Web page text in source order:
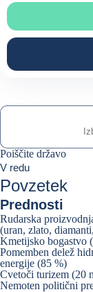
Poiščite državo
0suggestions
Poiščite državo
V redu
Povzetek
Prednosti
Rudarska
(uran, zlato,
Kmetijsko bogastvo
Pomemben delež
energije (85 %)
Cvetoči turizem (20
Nemoten politični